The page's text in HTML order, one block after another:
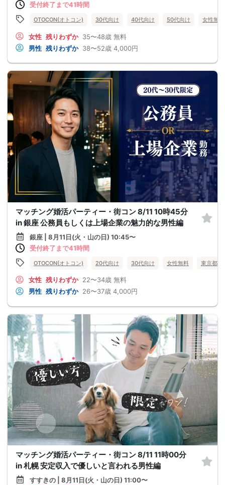
受付終了まで41時間
OTOCON(オトコン) 30代向け 40代向け 50代向け 女性無料
女性 残りわずか 35〜48歳 無料
男性 残りわずか 38〜52歳 4,000円
マッチング婚活パーティー・街コン 8/11 10時45分
in 銀座 公務員もしくは上場企業の魅力的な男性編
銀座 | 8月11日(火・山の日) 10:45〜
受付終了まで41時間
OTOCON(オトコン) 20代向け 30代向け 女性無料 東京都
女性 残りわずか 22〜34歳 無料
男性 残りわずか 26〜37歳 4,000円
マッチング婚活パーティー・街コン 8/11 11時00分
in 札幌 安定収入で優しいと言われる男性編
すすきの | 8月11日(火・山の日) 11:00〜